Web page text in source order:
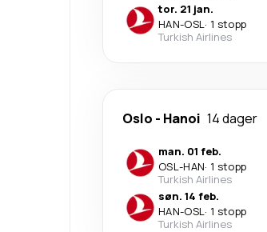
tor. 21 jan.
HAN-OSL· 1 stopp
Turkish Airlines
Oslo - Hanoi 14 dager
man. 01 feb.
OSL-HAN· 1 stopp
Turkish Airlines
søn. 14 feb.
HAN-OSL· 1 stopp
Turkish Airlines